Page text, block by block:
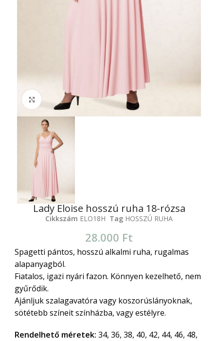
Click to enlarge
Lady Eloise hosszú ruha 18-rózsa
Cikkszám ELO18H Tag HOSSZÚ RUHA
28.000 Ft
Spagetti pántos, hosszú alkalmi ruha, rugalmas
alapanyagból.
Fiatalos, igazi nyári fazon. Könnyen kezelhető, nem
gyűrődik.
Ajánljuk szalagavatóra vagy koszorúslányoknak,
sötétebb színeit színházba, vagy estélyre.
Rendelhető méretek: 34, 36, 38, 40, 42, 44, 46, 48,